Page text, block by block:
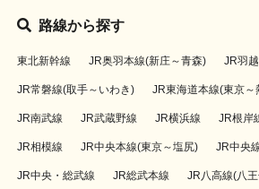
路線から探す
東北新幹線 JR奥羽本線(新庄～青森) JR羽
JR常磐線(取手～いわき) JR東海道本線(東京～
JR南武線 JR武蔵野線 JR横浜線 JR根岸
JR相模線 JR中央本線(東京～塩尻) JR中央
JR中央・総武線 JR総武本線 JR八高線(八